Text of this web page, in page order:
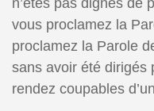
n’êtes pas dignes de
vous proclamez la
proclamez la Parole
sans avoir été dirigés
rendez coupables